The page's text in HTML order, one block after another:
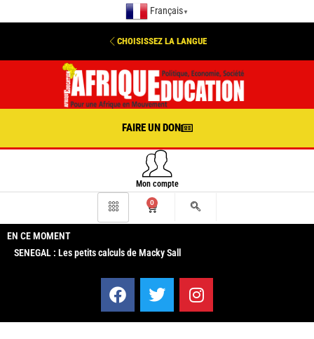
Français ▼
CHOISISSEZ LA LANGUE
FAIRE UN DON
Mon compte
0
EN CE MOMENT
SENEGAL : Les petits calculs de Macky Sall